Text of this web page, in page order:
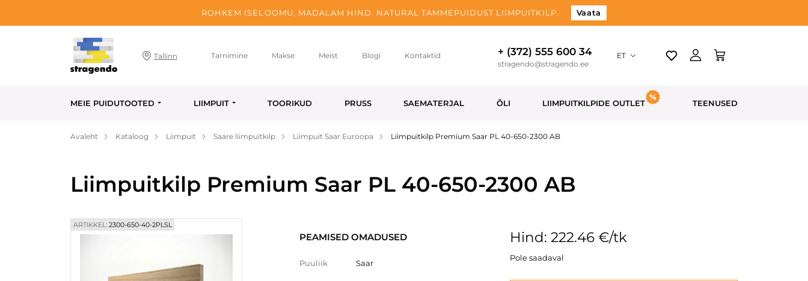
ROHKEM ISELOOMU, MADALAM HIND. NATURAL TAMMEPUIDUST LIIMPUITKILP. Vaata
Tallinn Tarnimine Makse Meist Blogi Kontaktid + (372) 555 600 34
stragendo@stragendo.ee
ET
MEIE PUIDUTOOTED LIIMPUIT TOORIKUD PRUSS SAEMATERJAL ÕLI LIIMPUITKILPIDE OUTLET TEENUSED
Avaleht Kataloog Liimpuit Saare liimpuitkilp Liimpuit Saar Euroopa Liimpuitkilp Premium Saar PL 40-650-2300 AB
Liimpuitkilp Premium Saar PL 40-650-2300 AB
ARTIKKEL: 2300-650-40-2PLSL
PEAMISED OMADUSED
Puuliik Saar
Hind: 222.46 €/tk
Pole saadaval